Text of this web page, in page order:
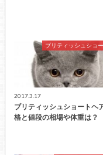
ブリティッシュショ
2017.3.17
ブリティッシュショートヘ
格と値段の相場や体重は？